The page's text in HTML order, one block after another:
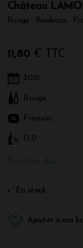
Château
Rouge - Bordeaux -
11,80 € TTC
2021
Rouge
Fronsac
13.0
En stock
Ajouter à ma